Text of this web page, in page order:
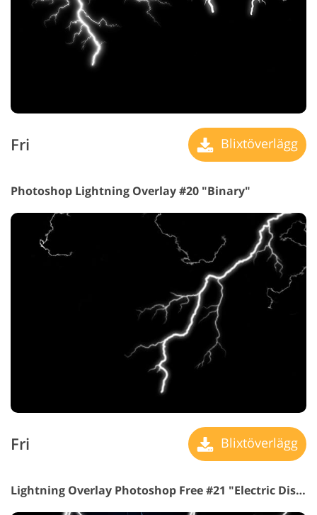
Fri Blixtöverlägg
Photoshop Lightning Overlay #20 "Binary"
Fri Blixtöverlägg
Lightning Overlay Photoshop Free #21 "Electric Discharge"